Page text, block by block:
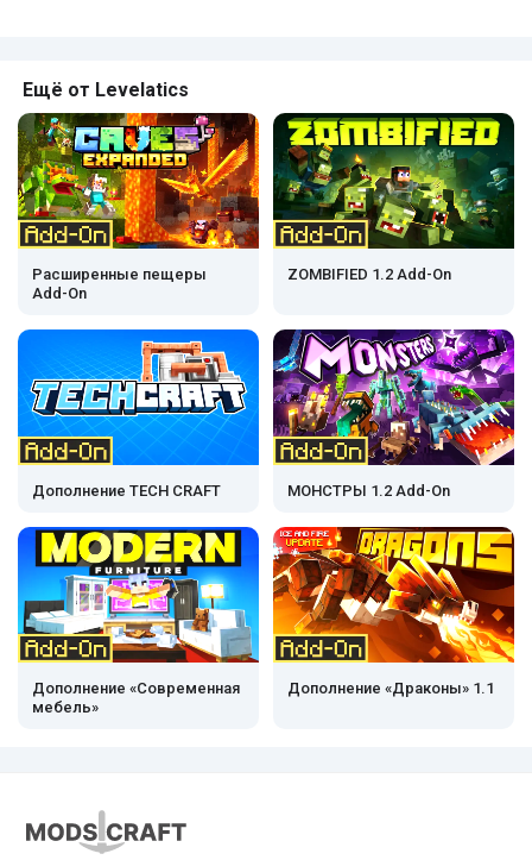
Ещё от Levelatics
Расширенные пещеры
Add-On
ZOMBIFIED 1.2 Add-On
Дополнение TECH CRAFT МОНСТРЫ 1.2 Add-On
Дополнение «Современная
мебель»
Дополнение «Драконы» 1.1